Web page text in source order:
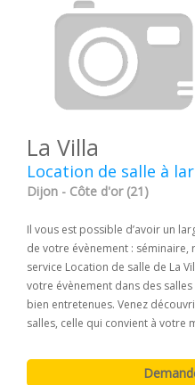
La Villa
Location de salle à
Dijon - Côte d'or (21)
Il vous est possible d’avoir un
de votre évènement : séminaire,
service Location de salle de La
votre évènement dans des
bien entretenues. Venez
salles, celle qui convient à votre